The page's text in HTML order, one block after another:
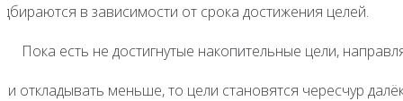
в зависимости от срока достижения целей.
Пока есть не достигнутые накопительные цели,
откладывать меньше, то цели становятся чересчур